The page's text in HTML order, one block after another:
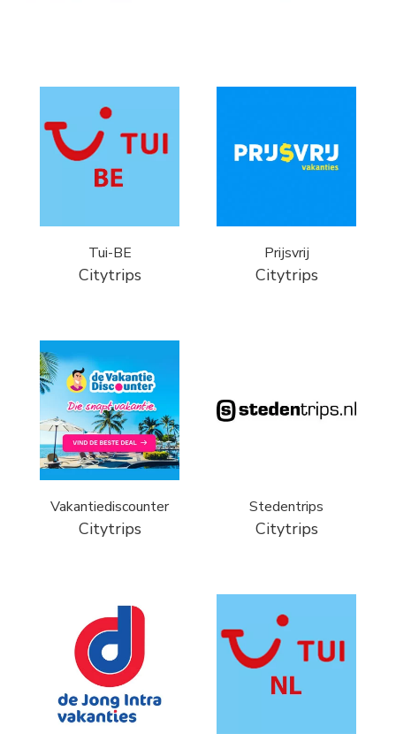
Tui-BE
Citytrips
Prijsvrij
Citytrips
Vakantiediscounter
Citytrips
Stedentrips
Citytrips